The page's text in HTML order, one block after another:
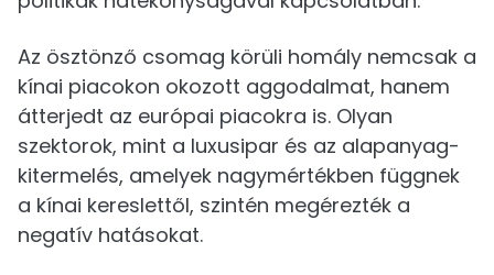
Az ösztönző csomag körüli homály nemcsak a
kínai piacokon okozott aggodalmat, hanem
átterjedt az európai piacokra is. Olyan
szektorok, mint a luxusipar és az alapanyag-
kitermelés, amelyek nagymértékben függnek
a kínai kereslettől, szintén megérezték a
negatív hatásokat.